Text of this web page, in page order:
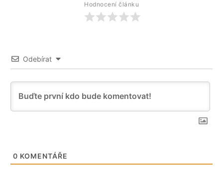
Hodnocení článku
Odebírat
0 KOMENTÁŘE